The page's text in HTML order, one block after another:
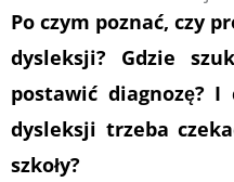
Po czym poznać, czy
dysleksji? Gdzie
postawić diagnozę?
dysleksji trzeba
szkoły?